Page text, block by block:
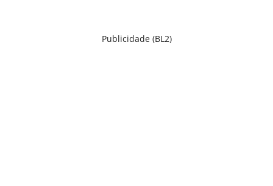
Publicidade (BL2)